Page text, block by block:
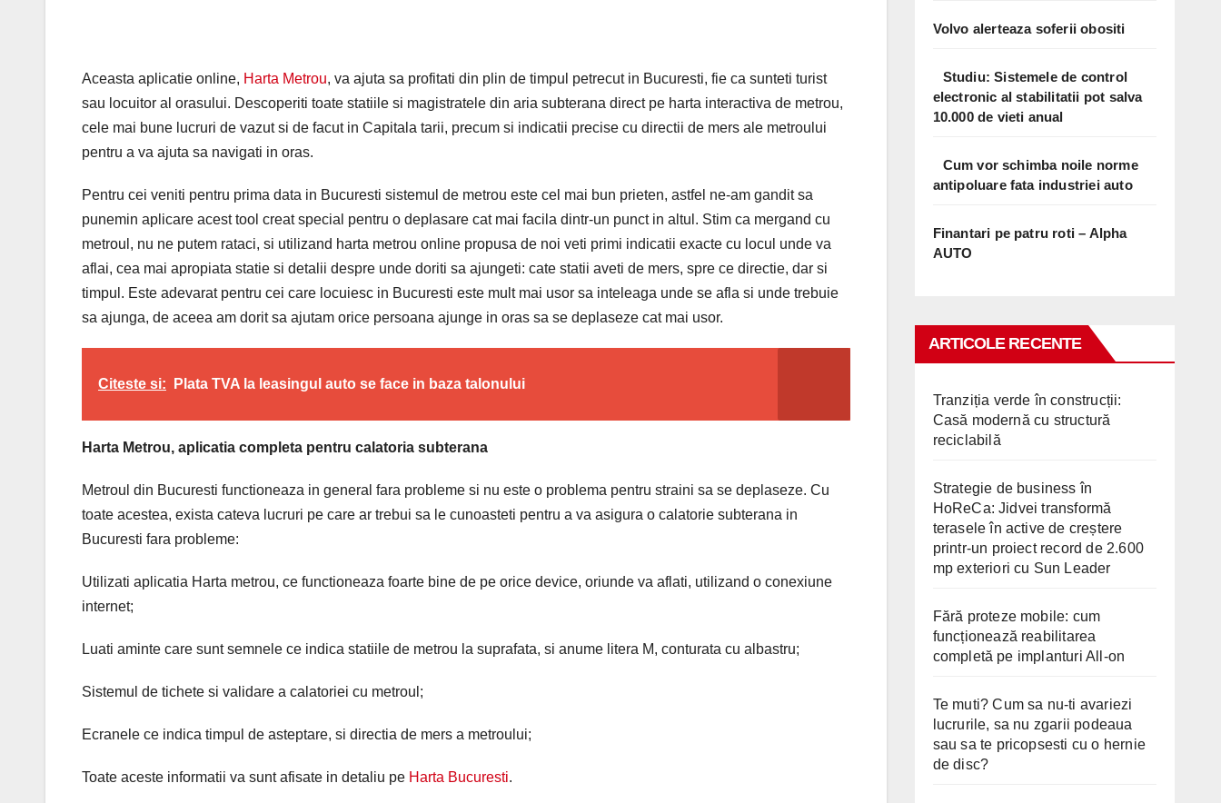
Aceasta aplicatie online, Harta Metrou, va ajuta sa profitati din plin de timpul petrecut in Bucuresti, fie ca sunteti turist
sau locuitor al orasului. Descoperiti toate statiile si magistratele din aria subterana direct pe harta interactiva de metrou,
cele mai bune lucruri de vazut si de facut in Capitala tarii, precum si indicatii precise cu directii de mers ale metroului
pentru a va ajuta sa navigati in oras.
Pentru cei veniti pentru prima data in Bucuresti sistemul de metrou este cel mai bun prieten, astfel ne-am gandit sa
punemin aplicare acest tool creat special pentru o deplasare cat mai facila dintr-un punct in altul. Stim ca mergand cu
metroul, nu ne putem rataci, si utilizand harta metrou online propusa de noi veti primi indicatii exacte cu locul unde va
aflai, cea mai apropiata statie si detalii despre unde doriti sa ajungeti: cate statii aveti de mers, spre ce directie, dar si
timpul. Este adevarat pentru cei care locuiesc in Bucuresti este mult mai usor sa inteleaga unde se afla si unde trebuie
sa ajunga, de aceea am dorit sa ajutam orice persoana ajunge in oras sa se deplaseze cat mai usor.
Citeste si: Plata TVA la leasingul auto se face in baza talonului
Harta Metrou, aplicatia completa pentru calatoria subterana
Metroul din Bucuresti functioneaza in general fara probleme si nu este o problema pentru straini sa se deplaseze. Cu
toate acestea, exista cateva lucruri pe care ar trebui sa le cunoasteti pentru a va asigura o calatorie subterana in
Bucuresti fara probleme:
Utilizati aplicatia Harta metrou, ce functioneaza foarte bine de pe orice device, oriunde va aflati, utilizand o conexiune
internet;
Luati aminte care sunt semnele ce indica statiile de metrou la suprafata, si anume litera M, conturata cu albastru;
Sistemul de tichete si validare a calatoriei cu metroul;
Ecranele ce indica timpul de asteptare, si directia de mers a metroului;
Toate aceste informatii va sunt afisate in detaliu pe Harta Bucuresti.
Volvo alerteaza soferii obositi
Studiu: Sistemele de control
electronic al stabilitatii pot salva
10.000 de vieti anual
Cum vor schimba noile norme
antipoluare fata industriei auto
Finantari pe patru roti – Alpha
AUTO
ARTICOLE RECENTE
Tranziția verde în construcții:
Casă modernă cu structură
reciclabilă
Strategie de business în
HoReCa: Jidvei transformă
terasele în active de creștere
printr-un proiect record de 2.600
mp exteriori cu Sun Leader
Fără proteze mobile: cum
funcționează reabilitarea
completă pe implanturi All-on
Te muti? Cum sa nu-ti avariezi
lucrurile, sa nu zgarii podeaua
sau sa te pricopsesti cu o hernie
de disc?